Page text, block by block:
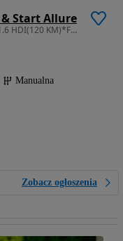
& Start Allure
1560 cm3 • 120 KM • GT-LINE*Maxx Opcja*1.6 HDI(120 KM)*FULL-LED*Navi*Kamery 360*Jak NOWY!!
Manualna
Zobacz ogłoszenia